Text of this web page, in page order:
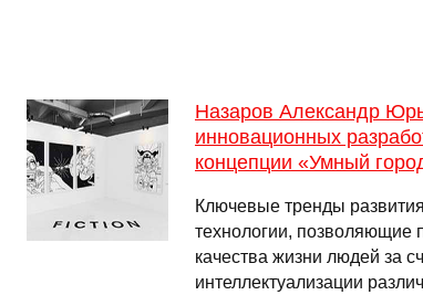
Назаров Александр
инновационных
концепции «Умный
Ключевые тренды
технологии, позволяющие
качества жизни людей за
интеллектуализации